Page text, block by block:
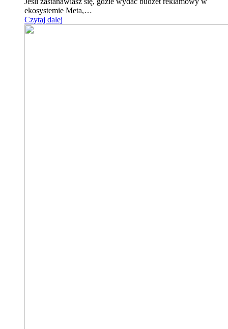
ekosystemie Meta,…
Czytaj dalej